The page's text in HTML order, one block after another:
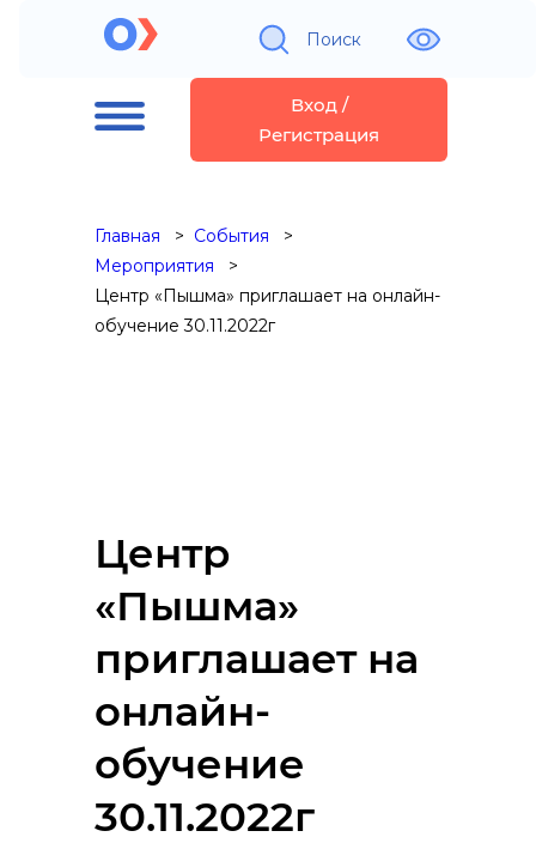
Поиск
Вход /
Регистрация
Главная
События
Мероприятия
Центр «Пышма» приглашает на онлайн-
обучение 30.11.2022г
Центр
«Пышма»
приглашает на
онлайн-
обучение
30.11.2022г